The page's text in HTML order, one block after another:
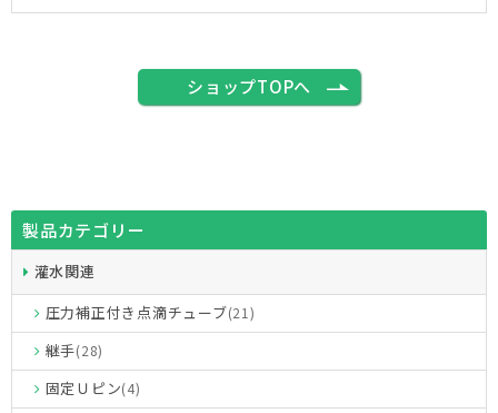
ショップTOPへ
製品カテゴリー
灌水関連
圧力補正付き点滴チューブ(21)
継手(28)
固定Ｕピン(4)